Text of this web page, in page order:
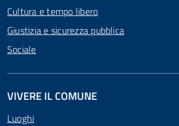
Cultura e tempo libero
Giustizia e sicurezza pubblica
Sociale
VIVERE IL COMUNE
Luoghi